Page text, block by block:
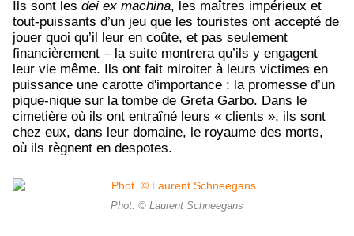
Ils sont les dei ex machina, les maîtres impérieux et
tout-puissants d’un jeu que les touristes ont accepté de
jouer quoi qu’il leur en coûte, et pas seulement
financièrement – la suite montrera qu’ils y engagent
leur vie même. Ils ont fait miroiter à leurs victimes en
puissance une carotte d'importance : la promesse d’un
pique-nique sur la tombe de Greta Garbo. Dans le
cimetière où ils ont entraîné leurs « clients », ils sont
chez eux, dans leur domaine, le royaume des morts,
où ils règnent en despotes.
Phot. © Laurent Schneegans